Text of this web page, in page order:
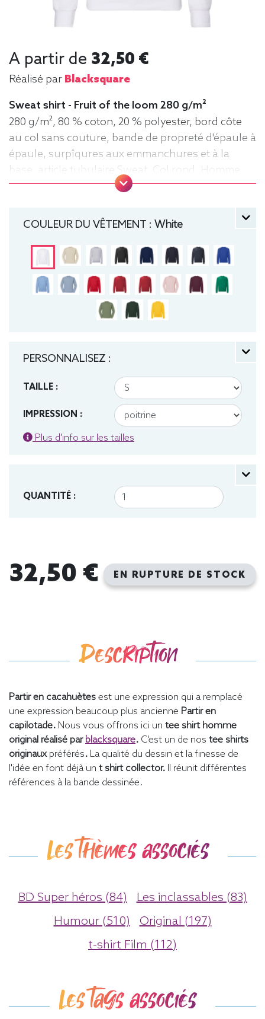
A partir de 32,50 €
Réalisé par Blacksquare
Sweat shirt - Fruit of the loom 280 g/m²
280 g/m², 80 % coton, 20 % polyester, bord côte
au col sans couture, bande de propreté d'épaule à
épaule, surpîqures aux emmanchures et à la
base, article tubulaire Sweat, Col rond, Homme
COULEUR DU VÊTEMENT : White
PERSONNALISEZ :
TAILLE :
IMPRESSION :
Plus d'info sur les tailles
QUANTITÉ :
32,50 € EN RUPTURE DE STOCK
Description
Partir en cacahuètes est une expression qui a remplacé
une expression beaucoup plus ancienne Partir en
capilotade. Nous vous offrons ici un tee shirt homme
original réalisé par blacksquare. C'est un de nos tee shirts
originaux préférés. La qualité du dessin et la finesse de
l'idée en font déjà un t shirt collector. Il réunit différentes
références à la bande dessinée.
Les thèmes associés
BD Super héros (84)
Les inclassables (83)
Humour (510)
Original (197)
t-shirt Film (112)
Les tags associés